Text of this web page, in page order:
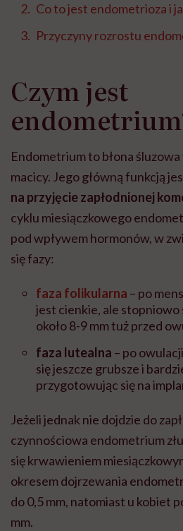
Co to jest endometrioza i
Przyczyny rozrostu
Czym jest
Endometrium to błona
macicy. Jego główną funkcją
na przyjęcie zapłodnionej
cyklu miesiączkowego
pod wpływem hormonów, w
się fazy:
faza folikularna – po
jest cienkie, ale stopniowo
około 8-9 mm tuż przed
faza lutealna – po
się jeszcze grubsze i
przygotowując się na
Jeżeli jednak nie dojdzie do
czynnościowa endometrium
się krwawieniem
okresem dojrzewania
do 0,5 mm, natomiast u kobiet
mm.